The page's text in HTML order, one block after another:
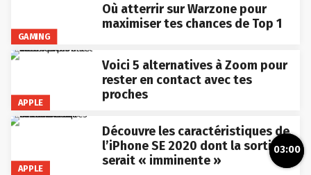
GAMING
Où atterrir sur Warzone pour
maximiser tes chances de Top 1
APPLE
Voici 5 alternatives à Zoom pour
rester en contact avec tes
proches
APPLE
Découvre les caractéristiques de
l’iPhone SE 2020 dont la sortie
serait « imminente »
03:00